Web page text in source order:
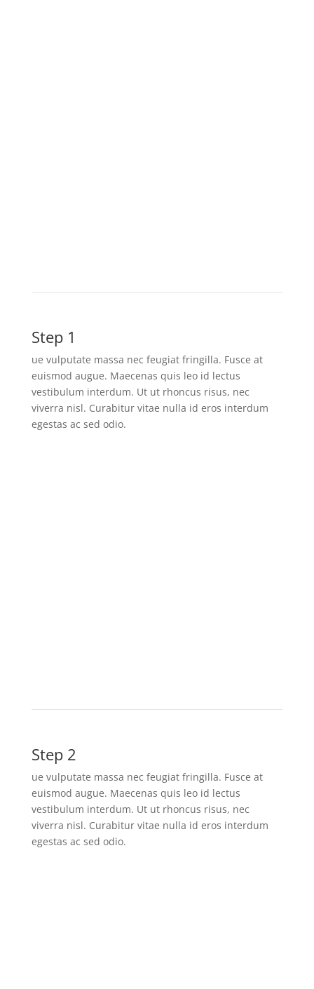
Step 1
ue vulputate massa nec feugiat fringilla. Fusce at
euismod augue. Maecenas quis leo id lectus
vestibulum interdum. Ut ut rhoncus risus, nec
viverra nisl. Curabitur vitae nulla id eros interdum
egestas ac sed odio.
Step 2
ue vulputate massa nec feugiat fringilla. Fusce at
euismod augue. Maecenas quis leo id lectus
vestibulum interdum. Ut ut rhoncus risus, nec
viverra nisl. Curabitur vitae nulla id eros interdum
egestas ac sed odio.